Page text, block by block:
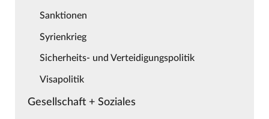
Sanktionen
Syrienkrieg
Sicherheits- und Verteidigungspolitik
Visapolitik
Gesellschaft + Soziales